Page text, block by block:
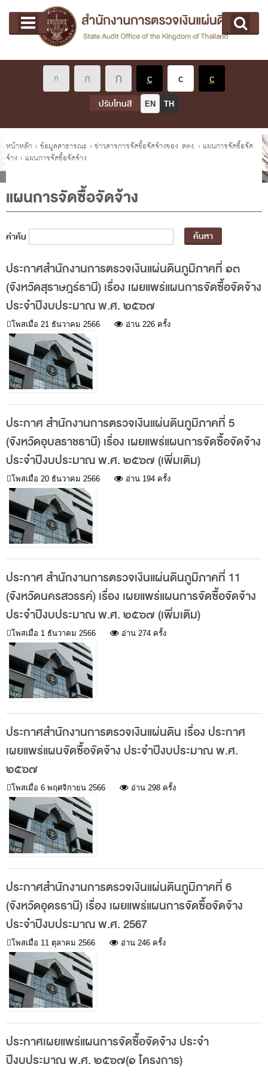
Main menu
หน้าแรก
เกี่ยวกับ คตง.
นโยบายการตรวจเงินแผ่นดิน
หลักเกณฑ์มาตรฐานเกี่ยวกับการตรวจเงินแผ่นดิน
ผู้ว่าการตรวจเงินแผ่นดิน
การบริหารและพัฒนาทรัพยากรบุคคล
ประวัติสำนักงานการตรวจเงินแผ่นดิน
พรป. ว่าด้วยการตรวจเงินแผ่นดิน พ.ศ. 2561
แผนปฏิบัติราชการ ระยะ 5 ปี (พ.ศ. 2566 - 2570)
พระราชดำรัส รัชกาลที่ 9
ผู้บริหารสำนักงานการตรวจเงินแผ่นดิน
รองผู้ว่าการตรวจเงินแผ่นดิน
ผู้ตรวจเงินแผ่นดิน (สตภ.1-15)
ที่ปรึกษาการตรวจเงินแผ่นดิน
ผู้ช่วยผู้ว่าการตรวจเงินแผ่นดิน
ที่ปรึกษาประจำสำนักงาน
ผู้บริหารเทคโนโลยีสารสนเทศระดับสูง (CIO)
หน้าที่และอำนาจ และการแบ่งส่วนราชการ
หน้าที่และอำนาจ
โครงสร้างหน่วยงาน
ภาพรวม
ส่วนกลาง
ส่วนภูมิภาค
คณะกรรมการตรวจสอบของสำนักงานการตรวจเงิน
แผ่นดิน
โครงสร้างคณะกรรมการตรวจสอบ
เอกสารที่เกี่ยวข้องกับคณะกรรมการตรวจสอบ
คณะกรรมการมาตรฐานจริยธรรมของเจ้าหน้าที่และ
บุคลากรอื่น
โครงสร้างคณะกรรมการ
เอกสารที่เกี่ยวข้อง
ผลการตรวจสอบ
ผลการตรวจสอบที่สำคัญ
สถิติการตรวจสอบรายงานการเงิน
ข้อมูลสาธารณะ
ข่าวสารการจัดซื้อจัดจ้างของ สตง.
แผนการจัดซื้อจัดจ้าง
ประกาศประกวดราคา/ราคากลาง/ขายพัสดุเสื่อม
สภาพ
สรุปผลการจัดซื้อจัดจ้าง
ข้อมูลสาระสำคัญในสัญญา
การรายงานผลการจัดซื้อจัดจ้าง หรือการจัดการ
การประเมิน ITA
ศูนย์ข้อมูลข่าวสารของราชการ
ปรับโทนสี EN TH
คุณอยู่ที่
หน้าหลัก › ข้อมูลสาธารณะ › ข่าวสารการจัดซื้อจัดจ้างของ สตง. › แผนการจัดซื้อจัด
จ้าง › แผนการจัดซื้อจัดจ้าง
แผนการจัดซื้อจัดจ้าง
คำค้น
ประกาศสำนักงานการตรวจเงินแผ่นดินภูมิภาคที่ ๑๓
(จังหวัดสุราษฎร์ธานี) เรื่อง เผยแพร่แผนการจัดซื้อจัดจ้าง
ประจำปีงบประมาณ พ.ศ. ๒๕๖๗
โพสเมื่อ 21 ธันวาคม 2566 อ่าน 226 ครั้ง
ประกาศ สำนักงานการตรวจเงินแผ่นดินภูมิภาคที่ 5
(จังหวัดอุบลราชธานี) เรื่อง เผยแพร่แผนการจัดซื้อจัดจ้าง
ประจำปีงบประมาณ พ.ศ. ๒๕๖๗ (เพิ่มเติม)
โพสเมื่อ 20 ธันวาคม 2566 อ่าน 194 ครั้ง
ประกาศ สำนักงานการตรวจเงินแผ่นดินภูมิภาคที่ 11
(จังหวัดนครสวรรค์) เรื่อง เผยแพร่แผนการจัดซื้อจัดจ้าง
ประจำปีงบประมาณ พ.ศ. ๒๕๖๗ (เพิ่มเติม)
โพสเมื่อ 1 ธันวาคม 2566 อ่าน 274 ครั้ง
ประกาศสำนักงานการตรวจเงินแผ่นดิน เรื่อง ประกาศ
เผยแพร่แผนจัดซื้อจัดจ้าง ประจำปีงบประมาณ พ.ศ.
๒๕๖๗
โพสเมื่อ 6 พฤศจิกายน 2566 อ่าน 298 ครั้ง
ประกาศสำนักงานการตรวจเงินแผ่นดินภูมิภาคที่ 6
(จังหวัดอุดรธานี) เรื่อง เผยแพร่แผนการจัดซื้อจัดจ้าง
ประจำปีงบประมาณ พ.ศ. 2567
โพสเมื่อ 11 ตุลาคม 2566 อ่าน 246 ครั้ง
ประกาศเผยแพร่แผนการจัดซื้อจัดจ้าง ประจำ
ปีงบประมาณ พ.ศ. ๒๕๖๗(๑ โครงการ)